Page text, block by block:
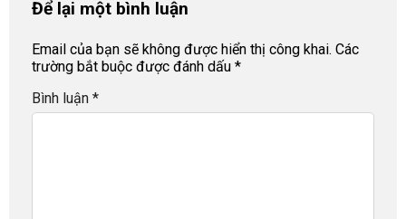
Để lại một bình luận
Email của bạn sẽ không được hiển thị công khai. Các
trường bắt buộc được đánh dấu *
Bình luận *